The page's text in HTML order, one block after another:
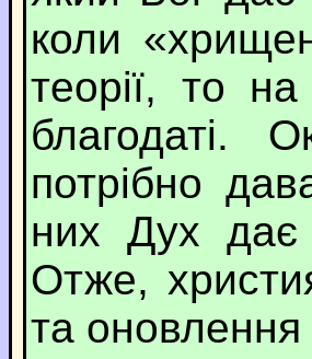
коли
теорії, то
благодаті.
потрібно
них Дух дає
Отже,
та оновлення